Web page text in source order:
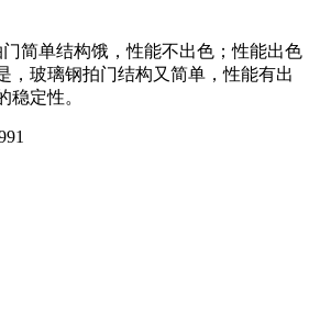
简单结构饿，性能不出色；性能出色
，玻璃钢拍门结构又简单，性能有出
稳定性。